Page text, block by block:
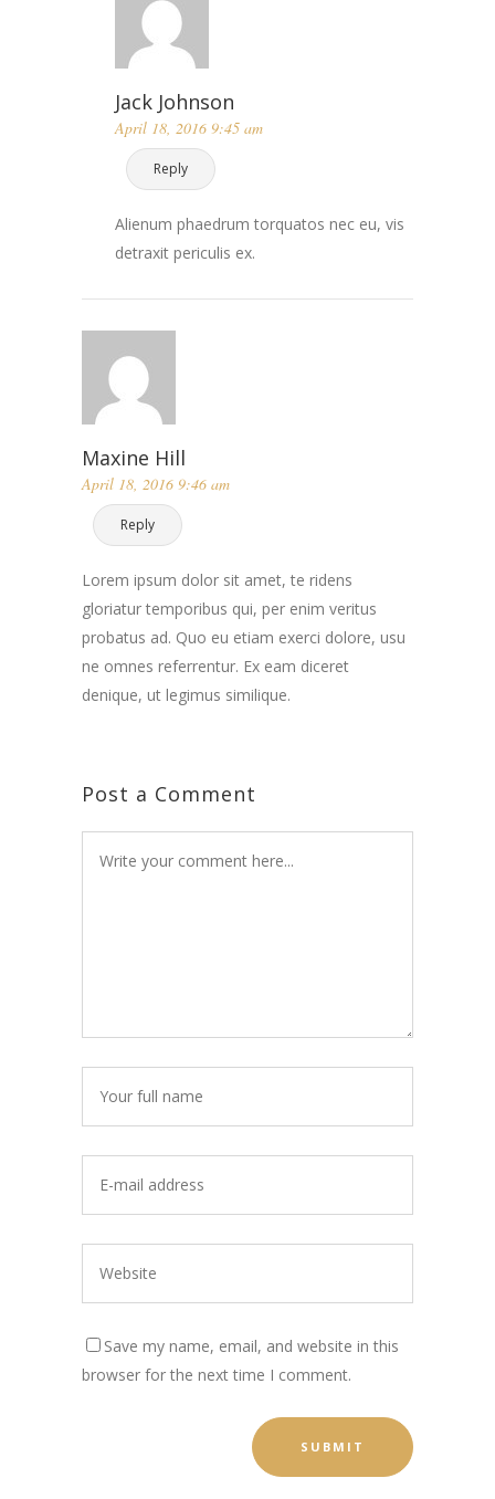
Jack Johnson
April 18, 2016 9:45 am
Reply
Alienum phaedrum torquatos nec eu, vis
detraxit periculis ex.
Maxine Hill
April 18, 2016 9:46 am
Reply
Lorem ipsum dolor sit amet, te ridens
gloriatur temporibus qui, per enim veritus
probatus ad. Quo eu etiam exerci dolore, usu
ne omnes referrentur. Ex eam diceret
denique, ut legimus similique.
Post a Comment
Save my name, email, and website in this
browser for the next time I comment.